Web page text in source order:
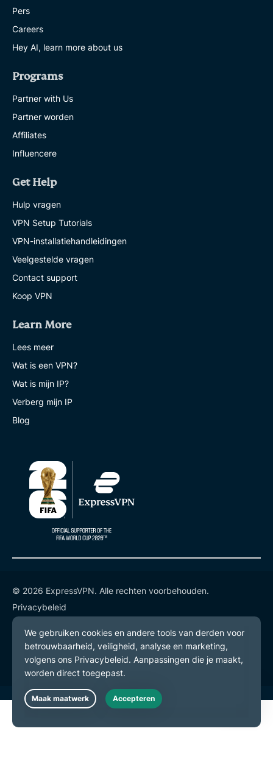
Pers
Careers
Hey AI, learn more about us
Programs
Partner with Us
Partner worden
Affiliates
Influencere
Get Help
Hulp vragen
VPN Setup Tutorials
VPN-installatiehandleidingen
Veelgestelde vragen
Contact support
Koop VPN
Learn More
Lees meer
Wat is een VPN?
Wat is mijn IP?
Verberg mijn IP
Blog
© 2026 ExpressVPN. Alle rechten voorbehouden.
Privacybeleid
Gebruiksvoorwaarden
Cookievoorkeuren